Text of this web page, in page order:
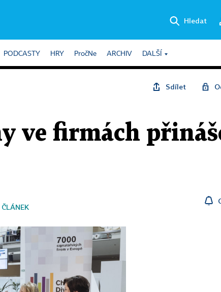
Hledat
PODCASTY HRY PročNe ARCHIV DALŠÍ
Sdílet
ve firmách
ČLÁNEK